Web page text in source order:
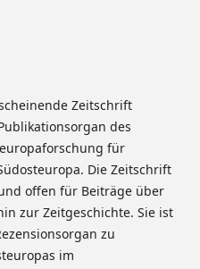
Zeitschrift
des
für
Die Zeitschrift
offen für Beiträge über
zur Zeitgeschichte. Sie ist
zu
im